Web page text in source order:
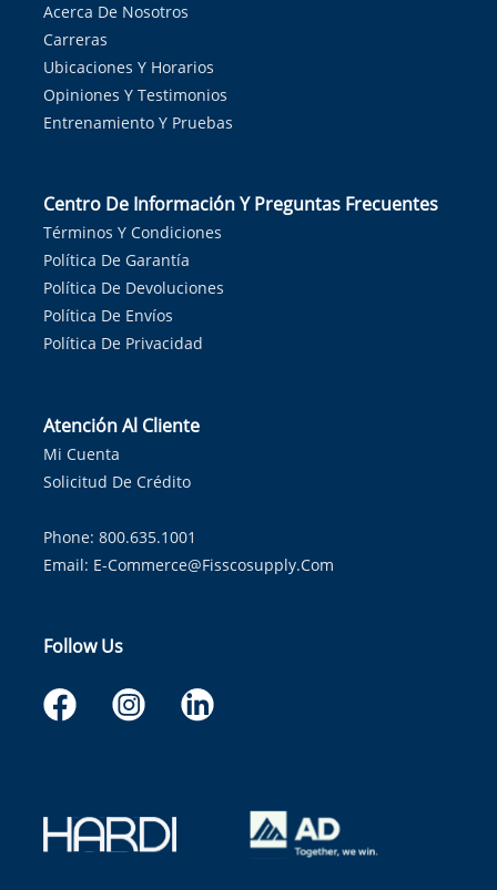
Acerca De Nosotros
Carreras
Ubicaciones Y Horarios
Opiniones Y Testimonios
Entrenamiento Y Pruebas
Centro De Información Y Preguntas Frecuentes
Términos Y Condiciones
Política De Garantía
Política De Devoluciones
Política De Envíos
Política De Privacidad
Atención Al Cliente
Mi Cuenta
Solicitud De Crédito
Phone: 800.635.1001
Email: E-Commerce@fisscosupply.com
Follow Us